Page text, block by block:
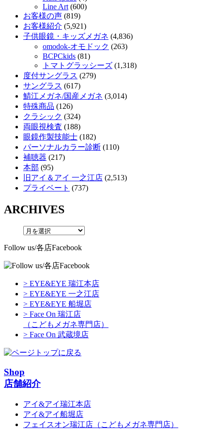
Line Art (600)
お客様の声 (819)
お客様紹介 (5,921)
子供眼鏡・キッズメガネ (4,836)
omodok-オモドック (263)
BCPCkids (81)
トマトグラッシーズ (1,318)
度付サングラス (279)
サングラス (617)
鯖江メガネ/国産メガネ (3,014)
特殊商品 (126)
クラシック (324)
両眼視検査 (188)
眼鏡作製技能士 (182)
パーソナルカラー診断 (110)
補聴器 (217)
本部 (95)
旧アイ＆アイ 一之江店 (2,513)
プライベート (737)
ARCHIVES
Follow us/各店Facebook
> EYE&EYE 瑞江本店
> EYE&EYE 一之江店
> EYE&EYE 船堀店
> Face On 瑞江店
（こどもメガネ専門店）
> Face On 武蔵境店
Shop
店舗紹介
アイ&アイ瑞江本店
アイ&アイ船堀店
フェイスオン瑞江店 （こどもメガネ専門店）